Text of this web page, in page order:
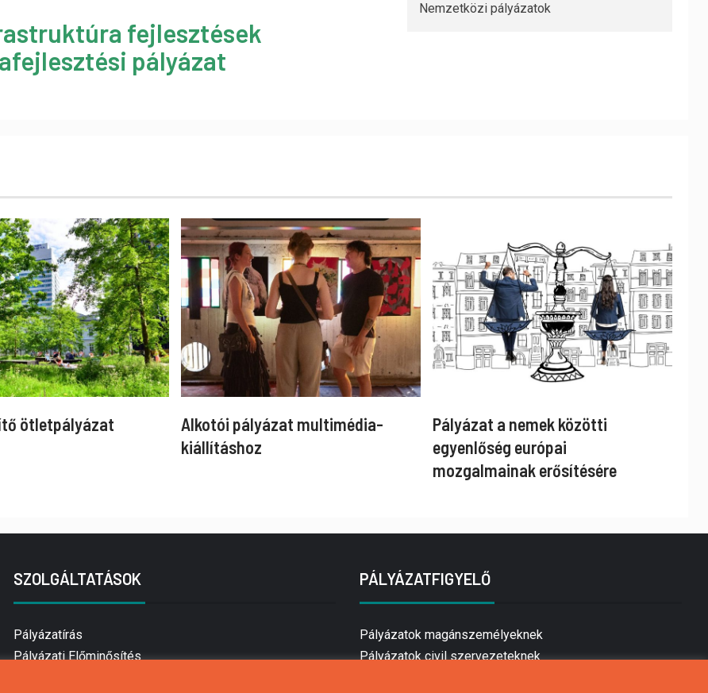
fejlesztések
pályázat
Nemzetközi pályázatok
ötletpályázat
Alkotói pályázat multimédia-
kiállításhoz
Pályázat a nemek közötti
egyenlőség európai
mozgalmainak erősítésére
SZOLGÁLTATÁSOK
Pályázatírás
Pályázati Előminősítés
PÁLYÁZATFIGYELŐ
Pályázatok magánszemélyeknek
Pályázatok civil szervezeteknek